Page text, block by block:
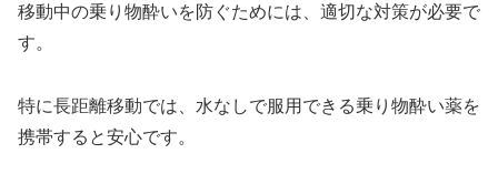
移動中の乗り物酔いを防ぐためには、適切な対策が必要で
す。
特に長距離移動では、水なしで服用できる乗り物酔い薬を
携帯すると安心です。